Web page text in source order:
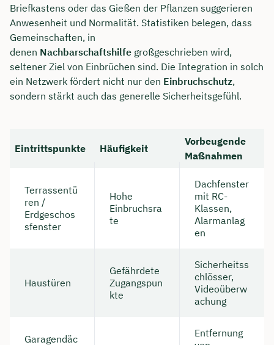
Briefkastens oder das Gießen der Pflanzen suggerieren
Anwesenheit und Normalität. Statistiken belegen, dass
Gemeinschaften, in
denen Nachbarschaftshilfe großgeschrieben wird,
seltener Ziel von Einbrüchen sind. Die Integration in solch
ein Netzwerk fördert nicht nur den Einbruchschutz,
sondern stärkt auch das generelle Sicherheitsgefühl.
Eintrittspunkte Häufigkeit
Vorbeugende
Maßnahmen
Terrassentü
ren /
Erdgeschos
sfenster
Hohe
Einbruchsra
te
Dachfenster
mit RC-
Klassen,
Alarmanlag
en
Haustüren
Gefährdete
Zugangspun
kte
Sicherheitss
chlösser,
Videoüberw
achung
Garagendäc
Entfernung